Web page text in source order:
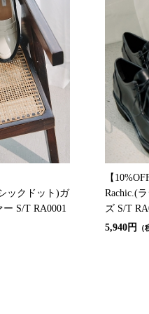
ックドット)ガ
S/T RA0001
【
Rachic.(
ズ S/T
5,940円
（